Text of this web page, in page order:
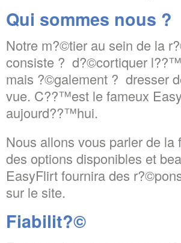
Qui sommes nous ?
Notre m?©tier au sein de la
consiste ? d?©cortiquer
mais ?©galement ? dresser
vue. C??™est le fameux
aujourd??™hui.
Nous allons vous parler de
des options disponibles et
EasyFlirt fournira des
sur le site.
Fiabilit?©